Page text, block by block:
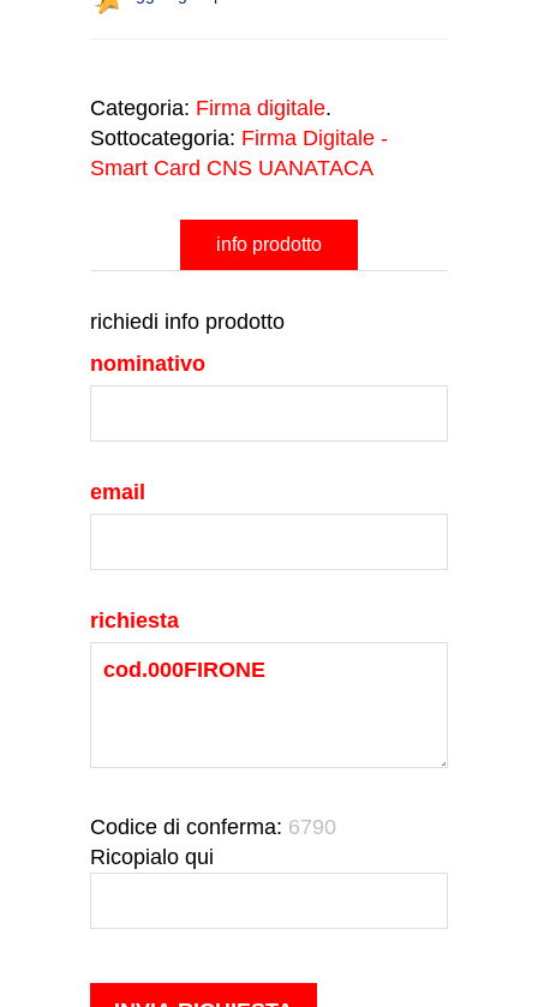
Categoria: Firma digitale.
Sottocategoria: Firma Digitale -
Smart Card CNS UANATACA
info prodotto
richiedi info prodotto
nominativo
email
richiesta
Codice di conferma: 6790
Ricopialo qui